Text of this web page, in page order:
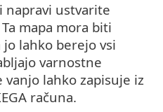
napravi ustvarite
mapa mora biti
lahko berejo vsi
varnostne
vanjo lahko zapisuje iz
računa.